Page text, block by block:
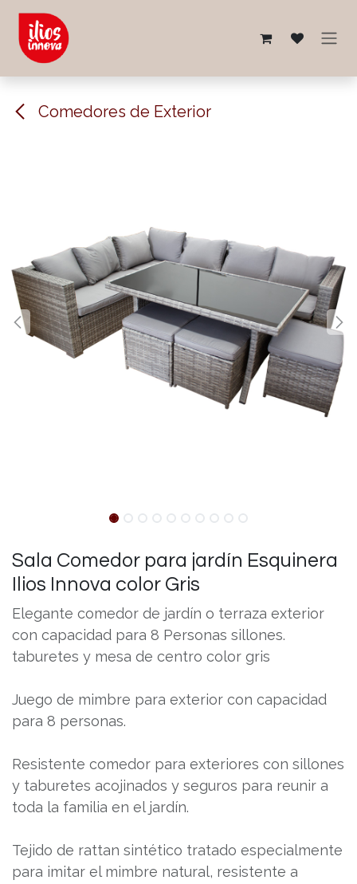
Ir al contenido
Comedores de Exterior
Sala Comedor para jardín Esquinera
Ilios Innova color Gris
Elegante comedor de jardín o terraza exterior
con capacidad para 8 Personas sillones.
taburetes y mesa de centro color gris
Juego de mimbre para exterior con capacidad
para 8 personas.
Resistente comedor para exteriores con sillones
y taburetes acojinados y seguros para reunir a
toda la familia en el jardín.
Tejido de rattan sintético tratado especialmente
para imitar el mimbre natural, resistente a